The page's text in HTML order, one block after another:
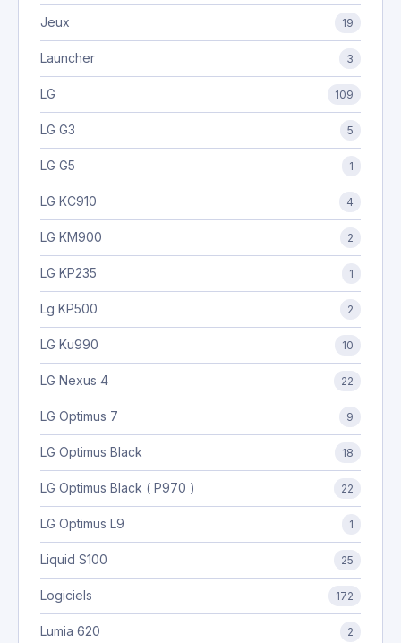
Jeux 19
Launcher 3
LG 109
LG G3 5
LG G5 1
LG KC910 4
LG KM900 2
LG KP235 1
Lg KP500 2
LG Ku990 10
LG Nexus 4 22
LG Optimus 7 9
LG Optimus Black 18
LG Optimus Black ( P970 ) 22
LG Optimus L9 1
Liquid S100 25
Logiciels 172
Lumia 620 2